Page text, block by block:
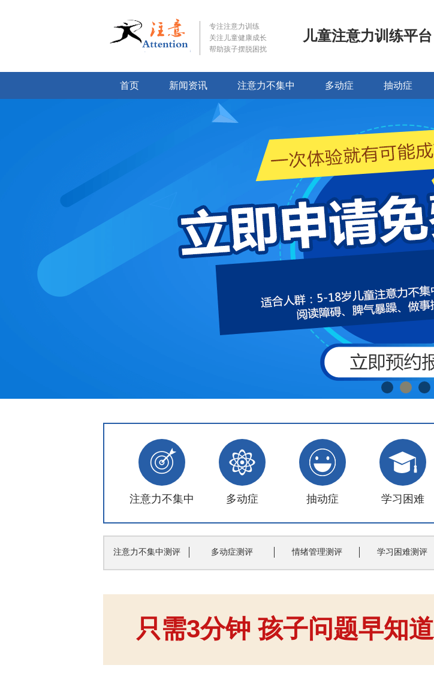
专注注意力训练
关注儿童健康成长
帮助孩子摆脱困扰
儿童注意力训练平台
首页 新闻资讯 注意力不集中 多动症 抽动症
注意力不集中 多动症 抽动症 学习困难
注意力不集中测评 多动症测评 情绪管理测评 学习困难测评
只需3分钟 孩子问题早知道